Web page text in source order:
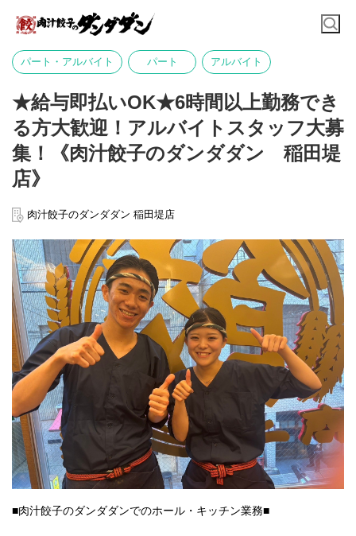
パート・アルバイト パート アルバイト
★給与即払いOK★6時間以上勤務でき
る方大歓迎！アルバイトスタッフ大募
集！《肉汁餃子のダンダダン 稲田堤
店》
肉汁餃子のダンダダン 稲田堤店
■肉汁餃子のダンダダンでのホール・キッチン業務■